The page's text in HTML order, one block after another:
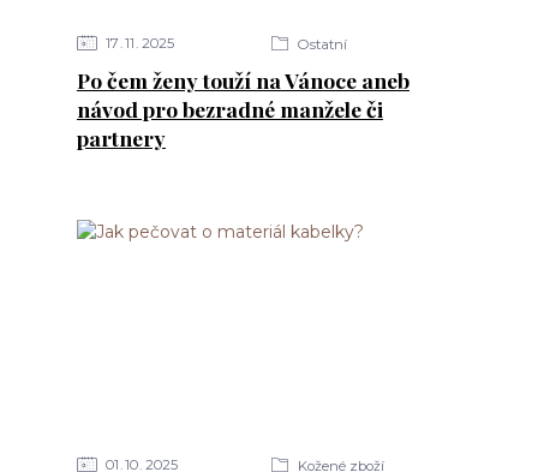
17 11 2025 Ostatní
Po čem ženy touží na Vánoce aneb
návod pro bezradné manžele či
partnery
01 10 2025 Kožené zboží